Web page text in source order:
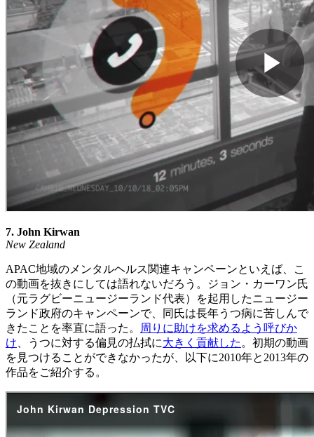
7. John Kirwan
New Zealand
APAC地域のメンタルヘルス関連キャンペーンといえば、こ
の動画を抜きにしては語れないだろう。ジョン・カーワン氏
（元ラグビーニュージーランド代表）を起用したニュージー
ランド政府のキャンペーンで、同氏は長年うつ病に苦しんで
きたことを率直に語った。 周りに助けを求めるよう呼びか
け、うつに対する偏見の払拭に大きく貢献した。初期の動画
を見つけることができなかったが、以下に2010年と2013年の
作品をご紹介する。